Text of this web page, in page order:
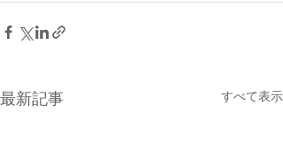
最新記事 すべて表示